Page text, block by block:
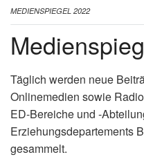
MEDIENSPIEGEL 2022
Täglich werden neue
Onlinemedien sowie
ED-Bereiche und -
Erziehungsdepartements
gesammelt.